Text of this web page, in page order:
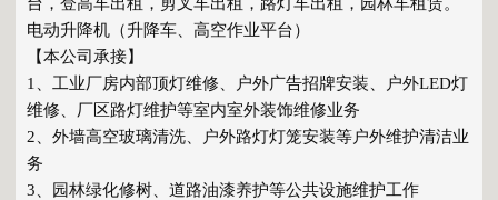
电动升降机（升降车、高空作业平台）
【本公司承接】
1、工业厂房内部顶灯维修、户外广告招牌安装、户外LED灯
维修、厂区路灯维护等室内室外装饰维修业务
2、外墙高空玻璃清洗、户外路灯灯笼安装等户外维护清洁业
务
3、园林绿化修树、道路油漆养护等公共设施维护工作